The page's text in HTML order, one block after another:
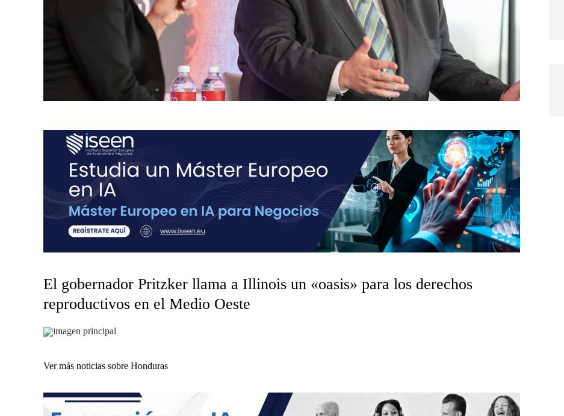
El gobernador Pritzker llama a Illinois un «oasis» para los derechos
reproductivos en el Medio Oeste
imagen principal
Ver más noticias sobre Honduras